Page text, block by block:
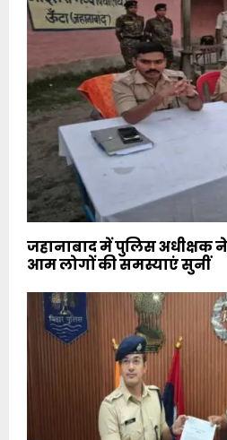
जहानाबाद में पुलिस अधीक्षक
आम लोगों की समस्याएं सुनीं